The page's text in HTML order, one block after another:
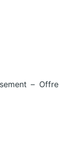
– Offre